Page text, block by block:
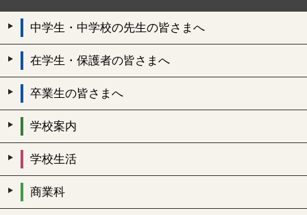
中学生・中学校の先生の皆さまへ
在学生・保護者の皆さまへ
卒業生の皆さまへ
学校案内
学校生活
商業科